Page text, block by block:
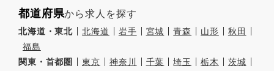
都道府県から求人を探す
北海道・東北 北海道 岩手 宮城 青森 山形
秋田
福島
関東・首都圏
東京 神奈川 千葉 埼玉 栃木
茨城